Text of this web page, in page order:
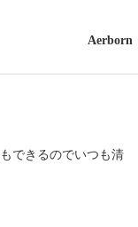
Aerborn
できるのでいつも清